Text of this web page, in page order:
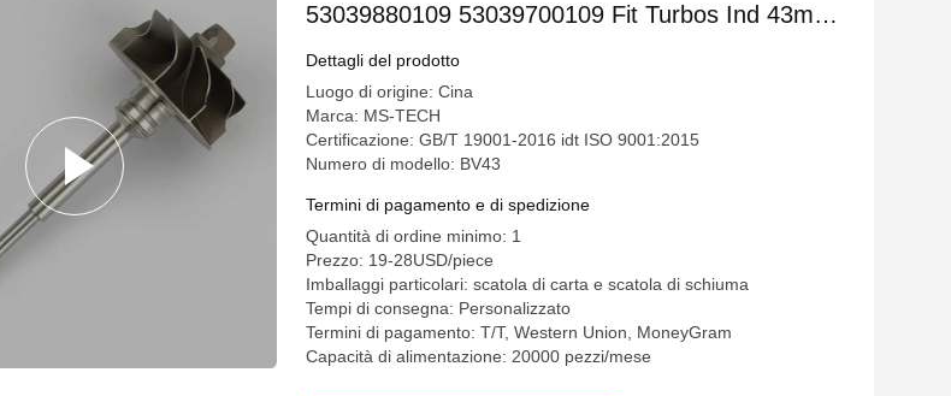
53039880109 53039700109 Fit Turbos Ind 43mm
Exd 38.2mm Lame 9
Dettagli del prodotto
Luogo di origine: Cina
Marca: MS-TECH
Certificazione: GB/T 19001-2016 idt ISO 9001:2015
Numero di modello: BV43
Termini di pagamento e di spedizione
Quantità di ordine minimo: 1
Prezzo: 19-28USD/piece
Imballaggi particolari: scatola di carta e scatola di schiuma
Tempi di consegna: Personalizzato
Termini di pagamento: T/T, Western Union, MoneyGram
Capacità di alimentazione: 20000 pezzi/mese